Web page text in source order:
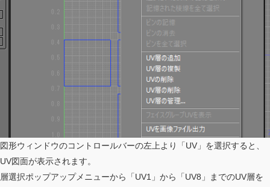
図形ウィンドウのコントロールバーの左上より「UV」を選択すると、
UV図面が表示されます。
層選択ポップアップメニューから「UV1」から「UV8」までのUV層を